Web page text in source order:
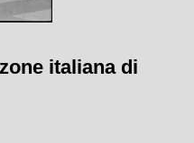
italiana di